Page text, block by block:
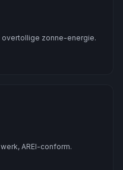
zonne-energie.
AREI-conform.